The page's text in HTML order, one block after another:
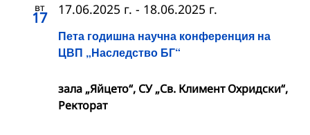
вт
17
Пета годишна научна конференция на
ЦВП „Наследство БГ“
17.06.2025 г. - 18.06.2025 г.
зала „Яйцето“, СУ „Св. Климент Охридски“,
Ректорат